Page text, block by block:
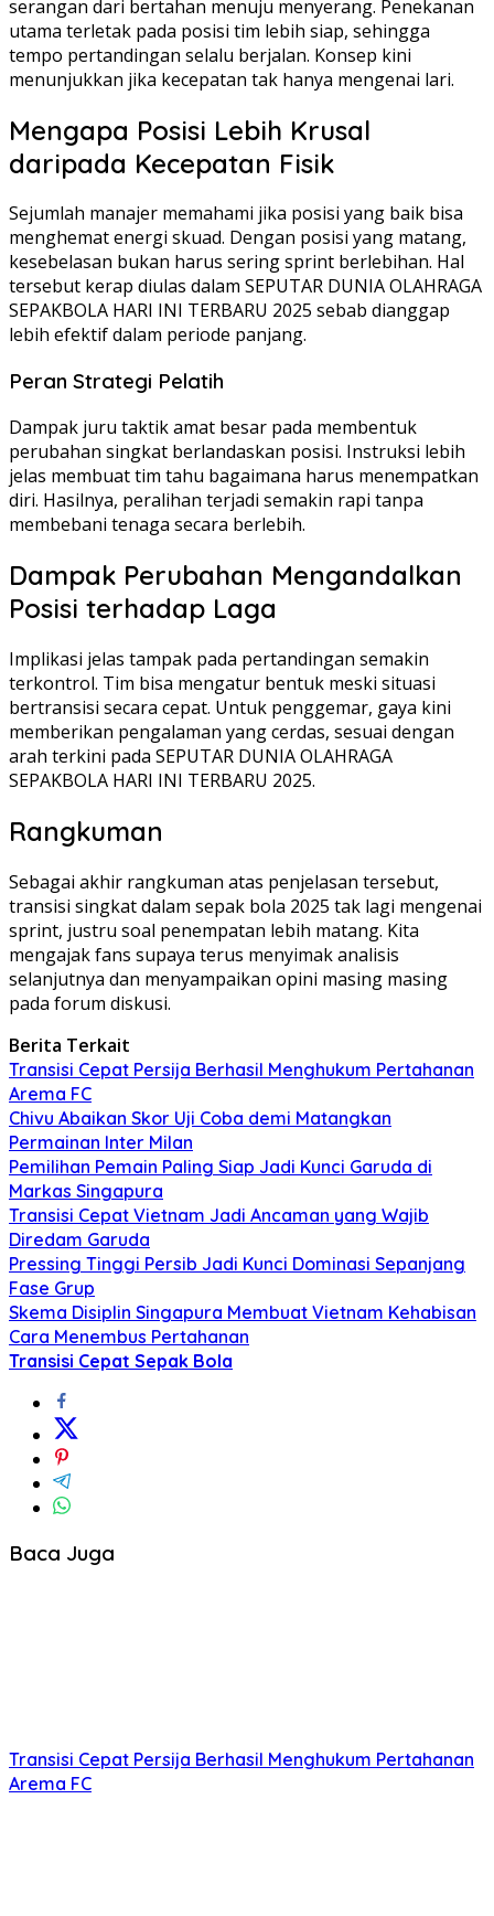
serangan dari bertahan menuju menyerang. Penekanan
utama terletak pada posisi tim lebih siap, sehingga
tempo pertandingan selalu berjalan. Konsep kini
menunjukkan jika kecepatan tak hanya mengenai lari.
Mengapa Posisi Lebih Krusal
daripada Kecepatan Fisik
Sejumlah manajer memahami jika posisi yang baik bisa
menghemat energi skuad. Dengan posisi yang matang,
kesebelasan bukan harus sering sprint berlebihan. Hal
tersebut kerap diulas dalam SEPUTAR DUNIA OLAHRAGA
SEPAKBOLA HARI INI TERBARU 2025 sebab dianggap
lebih efektif dalam periode panjang.
Peran Strategi Pelatih
Dampak juru taktik amat besar pada membentuk
perubahan singkat berlandaskan posisi. Instruksi lebih
jelas membuat tim tahu bagaimana harus menempatkan
diri. Hasilnya, peralihan terjadi semakin rapi tanpa
membebani tenaga secara berlebih.
Dampak Perubahan Mengandalkan
Posisi terhadap Laga
Implikasi jelas tampak pada pertandingan semakin
terkontrol. Tim bisa mengatur bentuk meski situasi
bertransisi secara cepat. Untuk penggemar, gaya kini
memberikan pengalaman yang cerdas, sesuai dengan
arah terkini pada SEPUTAR DUNIA OLAHRAGA
SEPAKBOLA HARI INI TERBARU 2025.
Rangkuman
Sebagai akhir rangkuman atas penjelasan tersebut,
transisi singkat dalam sepak bola 2025 tak lagi mengenai
sprint, justru soal penempatan lebih matang. Kita
mengajak fans supaya terus menyimak analisis
selanjutnya dan menyampaikan opini masing masing
pada forum diskusi.
Berita Terkait
Transisi Cepat Persija Berhasil Menghukum Pertahanan
Arema FC
Chivu Abaikan Skor Uji Coba demi Matangkan
Permainan Inter Milan
Pemilihan Pemain Paling Siap Jadi Kunci Garuda di
Markas Singapura
Transisi Cepat Vietnam Jadi Ancaman yang Wajib
Diredam Garuda
Pressing Tinggi Persib Jadi Kunci Dominasi Sepanjang
Fase Grup
Skema Disiplin Singapura Membuat Vietnam Kehabisan
Cara Menembus Pertahanan
Transisi Cepat Sepak Bola
Baca Juga
Transisi Cepat Persija Berhasil Menghukum Pertahanan
Arema FC